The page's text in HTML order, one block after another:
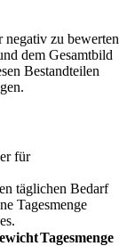
zu bewerten
dem Gesamtbild
Bestandteilen
für
täglichen Bedarf
Tagesmenge
Tagesmenge